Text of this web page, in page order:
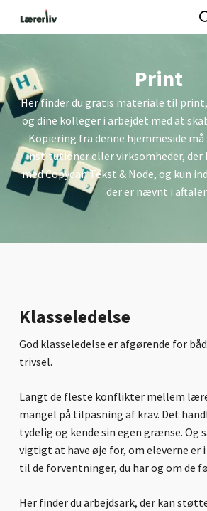
content
Kurv
Print
Her finder du gratis materiale til
og dine kolleger i arbejdet med at
Kopiering fra denne hjemmeside
institutioner eller virksomheder, der
med Copydan Tekst & Node, og kun
der er nævnt i
Klasseledelse
God klasseledelse er afgørende for
trivsel.
Langt de fleste konflikter mellem
mangel på tilpasning af krav. Det
tydelig og kende sin egen grænse. Og
vigtigt at have øje for, om eleverne er
til de forventninger, du har og om de
Her finder du arbejdsark, der kan